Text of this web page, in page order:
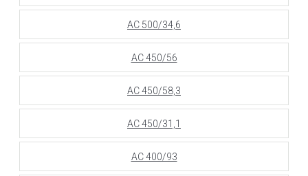
АС 500/34,6
АС 450/56
АС 450/58,3
АС 450/31,1
АС 400/93